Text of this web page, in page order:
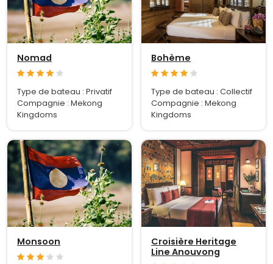
Nomad
Type de bateau : Privatif
Compagnie : Mekong
Kingdoms
Bohème
Type de bateau : Collectif
Compagnie : Mekong
Kingdoms
Monsoon
Croisière Heritage
Line Anouvong